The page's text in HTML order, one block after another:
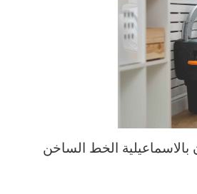
بالاسماعيلية الخط الساخن